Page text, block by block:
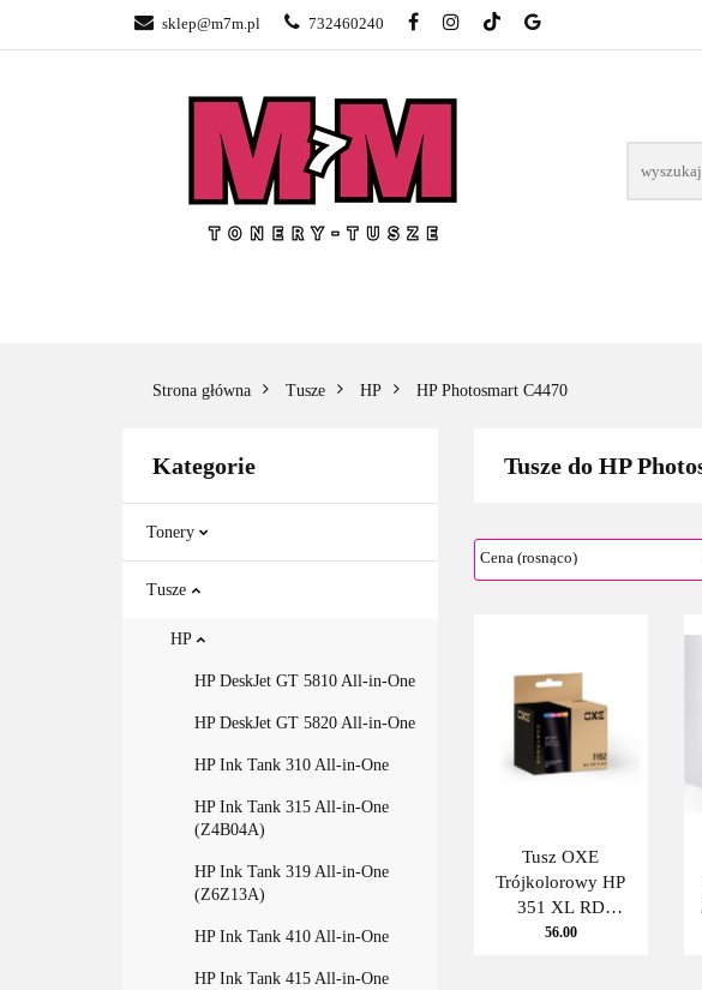
sklep@m7m.pl 732460240SKLEP TONERY POZNAŃ –
BLOG
Strona główna Tusze HP HP Photosmart C4470
Kategorie
Tonery
Tusze
HP
HP DeskJet GT 5810 All-in-One
HP DeskJet GT 5820 All-in-One
HP Ink Tank 310 All-in-One
HP Ink Tank 315 All-in-One
(Z4B04A)
HP Ink Tank 319 All-in-One
(Z6Z13A)
HP Ink Tank 410 All-in-One
HP Ink Tank 415 All-in-One
Tusze do HP
Tusz OXE
Trójkolorowy HP
351 XL RD
zamiennik
56.00